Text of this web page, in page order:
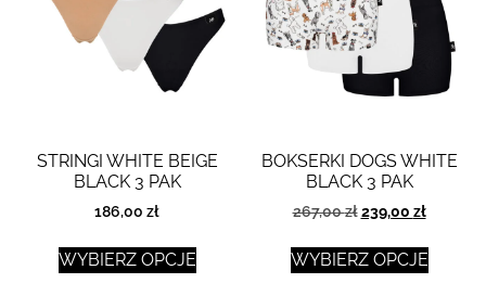
STRINGI WHITE BEIGE
BLACK 3 PAK
186,00 zł
WYBIERZ OPCJE
BOKSERKI DOGS WHITE
BLACK 3 PAK
267,00zł 239,00 zł
WYBIERZ OPCJE